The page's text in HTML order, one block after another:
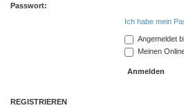
Passwort:
Ich habe mein
Angemeldet
Meinen
REGISTRIEREN